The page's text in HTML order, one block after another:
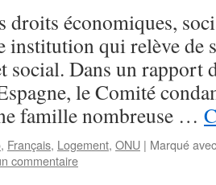
droits économiques,
institution qui relève de
social. Dans un rapport
le Comité
famille nombreuse …
, Français, Logement, ONU | Marqué avec
commentaire